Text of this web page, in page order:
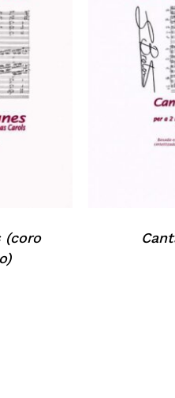
(coro